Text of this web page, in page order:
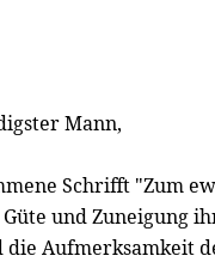
Mann,
Schrifft "Zum
und Zuneigung
die Aufmerksamkeit